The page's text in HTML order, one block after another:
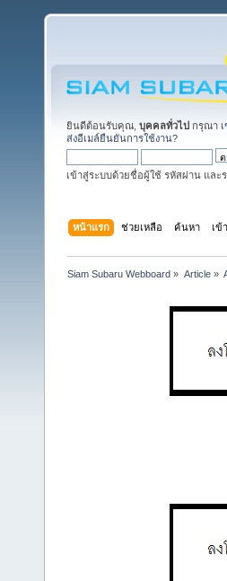
ยินดีต้อนรับคุณ, บุคคลทั่วไป กรุณา
ส่งอีเมล์ยืนยันการใช้งาน?
เข้าสู่ระบบด้วยชื่อผู้ใช้ รหัสผ่าน และ
หน้าแรก ช่วยเหลือ ค้นหา เข้
Siam Subaru Webboard » Article»